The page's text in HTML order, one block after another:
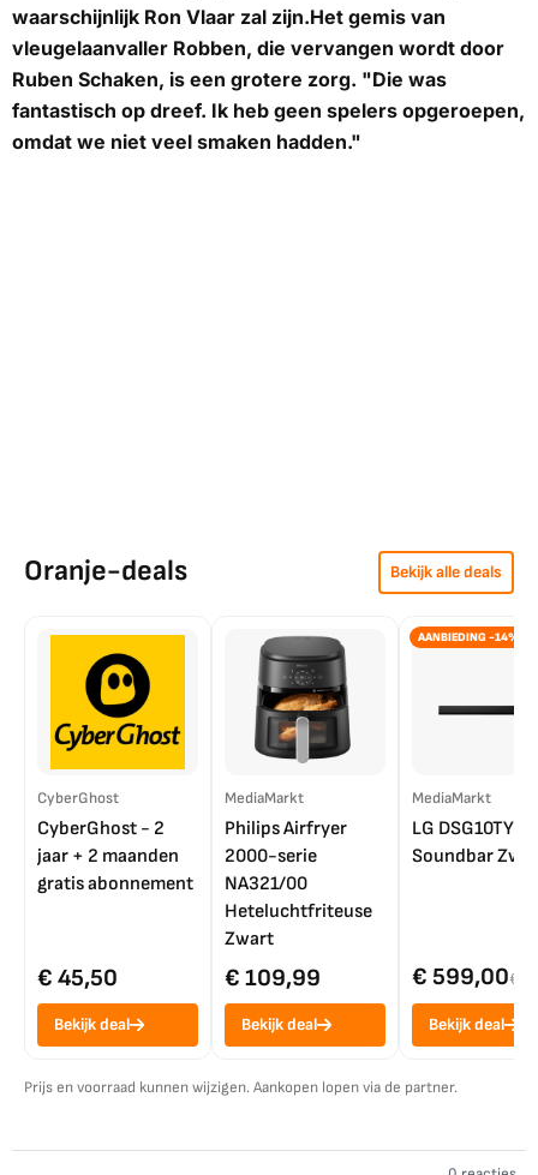
waarschijnlijk Ron Vlaar zal zijn.Het gemis van
vleugelaanvaller Robben, die vervangen wordt door
Ruben Schaken, is een grotere zorg. "Die was
fantastisch op dreef. Ik heb geen spelers opgeroepen,
omdat we niet veel smaken hadden."
Oranje-deals Bekijk alle deals
CyberGhost
CyberGhost - 2
jaar + 2 maanden
gratis abonnement
€ 45,50
Bekijk deal
MediaMarkt
Philips Airfryer
2000-serie
NA321/00
Heteluchtfriteuse
Zwart
€ 109,99
Bekijk deal
AANBIEDING -14%
MediaMarkt
LG DSG10TY
Soundbar
€ 599,00€
Bekijk deal
Prijs en voorraad kunnen wijzigen. Aankopen lopen via de partner.